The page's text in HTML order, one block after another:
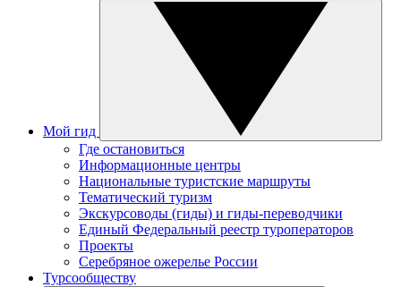
Мой гид
Где остановиться
Информационные центры
Национальные туристские маршруты
Тематический туризм
Экскурсоводы (гиды) и гиды-переводчики
Единый Федеральный реестр туроператоров
Проекты
Серебряное ожерелье России
Турсообществу